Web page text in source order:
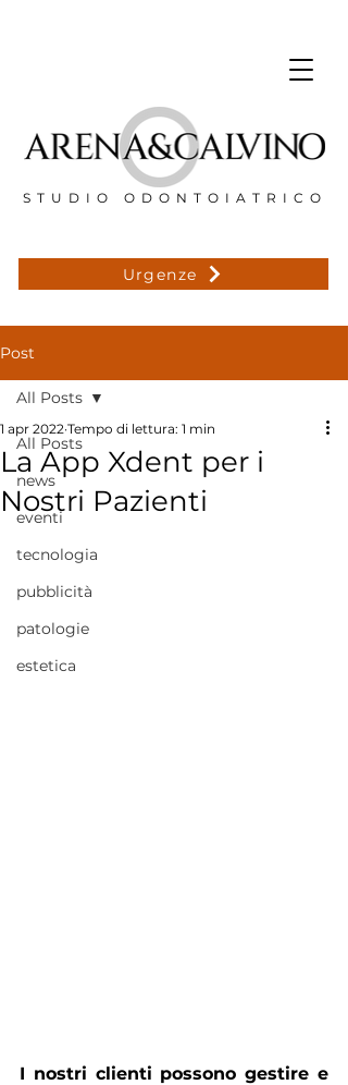
STUDIO ODONTOIATRICO
Urgenze
Post
All Posts
news
eventi
tecnologia
pubblicità
patologie
estetica
All Posts
La App Xdent per i
Nostri Pazienti
1 apr 2022 Tempo di lettura: 1 min
I nostri clienti possono gestire e